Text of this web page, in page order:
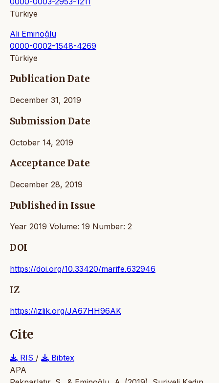
Türkiye
Ali Eminoğlu
0000-0002-1548-4269
Türkiye
Publication Date
December 31, 2019
Submission Date
October 14, 2019
Acceptance Date
December 28, 2019
Published in Issue
Year 2019 Volume: 19 Number: 2
DOI
https://doi.org/10.33420/marife.632946
IZ
https://izlik.org/JA67HH96AK
Cite
RIS /
Bibtex
APA